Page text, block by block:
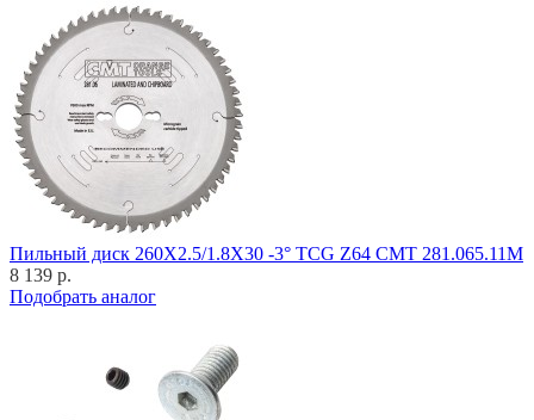
Пильный диск 260X2.5/1.8X30 -3° TCG Z64 CMT 281.065.11M
8 139 р.
Подобрать аналог